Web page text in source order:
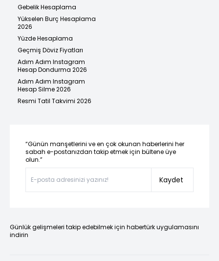
Gebelik Hesaplama
Yükselen Burç Hesaplama
2026
Yüzde Hesaplama
Geçmiş Döviz Fiyatları
Adım Adım Instagram
Hesap Dondurma 2026
Adım Adım Instagram
Hesap Silme 2026
Resmi Tatil Takvimi 2026
“Günün manşetlerini ve en çok okunan haberlerini her
sabah e-postanızdan takip etmek için bültene üye
olun.”
Kaydet
Günlük gelişmeleri takip edebilmek için habertürk uygulamasını
indirin